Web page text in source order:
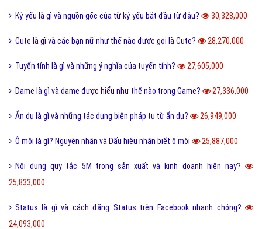
Kỷ yếu là gì và nguồn gốc của từ kỷ yếu bắt đầu từ đâu? 30,328,000
Cute là gì và các bạn nữ như thế nào được gọi là Cute? 28,270,000
Tuyến tính là gì và những ý nghĩa của tuyến tính? 27,605,000
Dame là gì và dame được hiểu như thế nào trong Game? 27,336,000
Ẩn dụ là gì và những tác dụng biện pháp tu từ ẩn dụ? 26,949,000
Ô môi là gì? Nguyên nhân và Dấu hiệu nhận biết ô môi 25,887,000
Nội dung quy tắc 5M trong sản xuất và kinh doanh hiện nay?
25,833,000
Status là gì và cách đăng Status trên Facebook nhanh chóng?
24,093,000